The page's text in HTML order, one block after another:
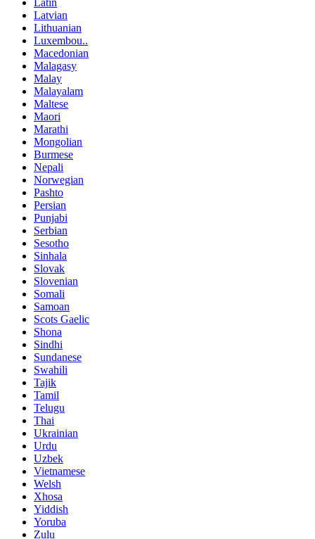
Latin
Latvian
Lithuanian
Luxembou..
Macedonian
Malagasy
Malay
Malayalam
Maltese
Maori
Marathi
Mongolian
Burmese
Nepali
Norwegian
Pashto
Persian
Punjabi
Serbian
Sesotho
Sinhala
Slovak
Slovenian
Somali
Samoan
Scots Gaelic
Shona
Sindhi
Sundanese
Swahili
Tajik
Tamil
Telugu
Thai
Ukrainian
Urdu
Uzbek
Vietnamese
Welsh
Xhosa
Yiddish
Yoruba
Zulu